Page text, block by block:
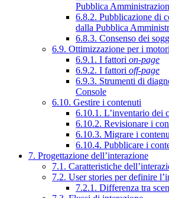
Pubblica
6.8.2. Pubblicazione di
dalla Pubblica
6.8.3. Consenso dei
6.9. Ottimizzazione per i
6.9.1. I fattori on-page
6.9.2. I fattori off-page
6.9.3. Strumenti di
Console
6.10. Gestire i contenuti
6.10.1. L’inventario dei
6.10.2. Revisionare i
6.10.3. Migrare i
6.10.4. Pubblicare i
7. Progettazione dell’interazione
7.1. Caratteristiche
7.2. User stories per definire
7.2.1. Differenza tra